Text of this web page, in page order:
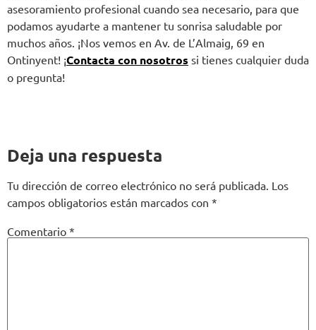
asesoramiento profesional cuando sea necesario, para que
podamos ayudarte a mantener tu sonrisa saludable por
muchos años. ¡Nos vemos en Av. de L’Almaig, 69 en
Ontinyent! ¡Contacta con nosotros si tienes cualquier duda
o pregunta!
Deja una respuesta
Tu dirección de correo electrónico no será publicada. Los
campos obligatorios están marcados con *
Comentario *